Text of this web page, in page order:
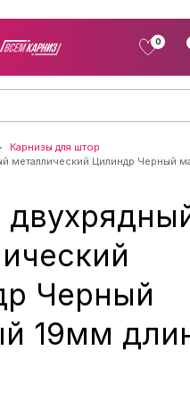
0
Карнизы для штор
металлический Цилиндр Черный
Черный
19мм